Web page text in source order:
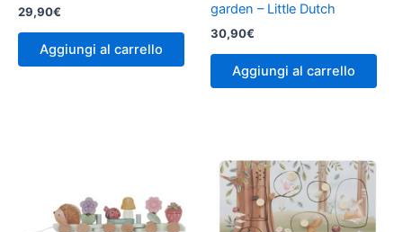
29,90€
Aggiungi al carrello
garden – Little Dutch
30,90€
Aggiungi al carrello